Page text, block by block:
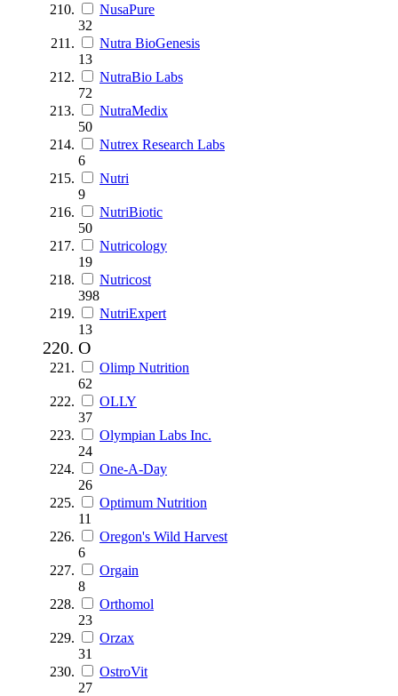
NusaPure
32
Nutra BioGenesis
13
NutraBio Labs
72
NutraMedix
50
Nutrex Research Labs
6
Nutri
9
NutriBiotic
50
Nutricology
19
Nutricost
398
NutriExpert
13
O
Olimp Nutrition
62
OLLY
37
Olympian Labs Inc.
24
One-A-Day
26
Optimum Nutrition
11
Oregon's Wild Harvest
6
Orgain
8
Orthomol
23
Orzax
31
OstroVit
27